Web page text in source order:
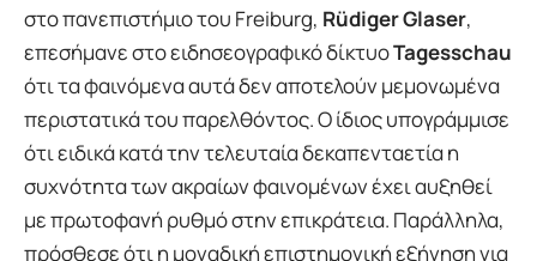
στο πανεπιστήμιο του Freiburg, Rüdiger Glaser,
επεσήμανε στο ειδησεογραφικό δίκτυοTagesschau
ότι τα φαινόμενα αυτά δεν αποτελούν μεμονωμένα
περιστατικά του παρελθόντος. Ο ίδιος υπογράμμισε
ότι ειδικά κατά την τελευταία δεκαπενταετία η
συχνότητα των ακραίων φαινομένων έχει αυξηθεί
με πρωτοφανή ρυθμό στην επικράτεια. Παράλληλα,
πρόσθεσε ότι η μοναδική επιστημονική εξήγηση για